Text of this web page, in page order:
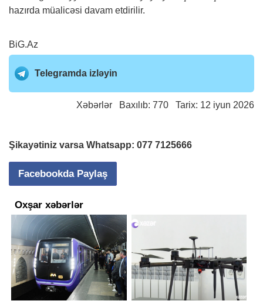
hazırda müalicəsi davam etdirilir.
BiG.Az
Telegramda izləyin
Xəbərlər Baxılıb: 770 Tarix: 12 iyun 2026
Şikayətiniz varsa Whatsapp: 077 7125666
Facebookda Paylaş
Oxşar xəbərlər